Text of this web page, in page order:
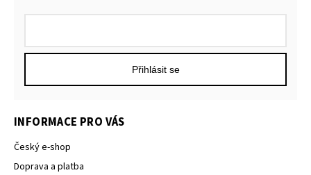
INFORMACE PRO VÁS
Český e-shop
Doprava a platba
Přihlásit se